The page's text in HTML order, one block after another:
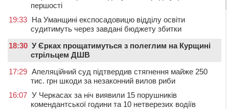
першості
19:33 На Уманщині експосадовицю відділу освіти
судитимуть через завдані бюджету збитки
18:30 У Єрках прощатимуться з полеглим на Курщині
стрільцем ДШВ
17:29 Апеляційний суд підтвердив стягнення майже 250
тис. грн шкоди за незаконний вилов риби
16:07 У Черкасах за ніч виявили 15 порушників
комендантської години та 10 нетверезих водіїв